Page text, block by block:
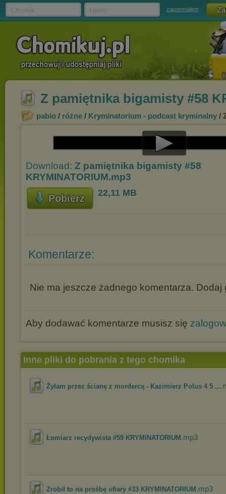
zapomniałem
Z pamiętnika bigamisty #58
pabio / różne / Kryminatorium - podcast kryminalny /
Play
Download: Z pamiętnika bigamisty #58
KRYMINATORIUM.mp3
Pobierz 22,11 MB
Komentarze:
Nie ma jeszcze żadnego komentarza. Dodaj
Aby dodawać komentarze musisz się
Inne pliki do pobrania z tego chomika
Żyłam przez ścianę z mordercą - Kazimierz Polus 4 5 ...
Łomiarz recydywista #59 KRYMINATORIUM .mp3
Zrobił to na prośbę ofiary #33 KRYMINATORIUM .mp3